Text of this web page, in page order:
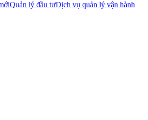
Quản lý đầu tưDịch vụ quản lý vận hành